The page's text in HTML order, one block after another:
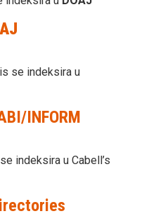
se indeksira u
INFORM
indeksira u Cabell’s